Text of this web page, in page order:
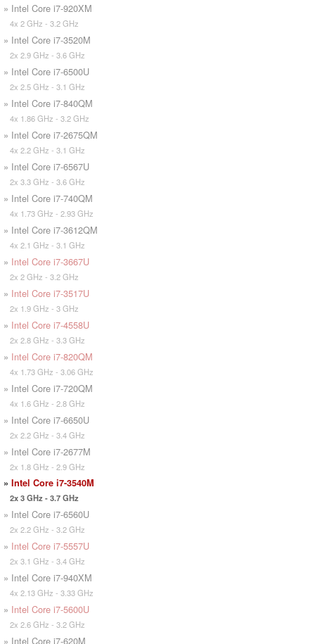
» Intel Core i7-920XM
4x 2 GHz - 3.2 GHz
» Intel Core i7-3520M
2x 2.9 GHz - 3.6 GHz
» Intel Core i7-6500U
2x 2.5 GHz - 3.1 GHz
» Intel Core i7-840QM
4x 1.86 GHz - 3.2 GHz
» Intel Core i7-2675QM
4x 2.2 GHz - 3.1 GHz
» Intel Core i7-6567U
2x 3.3 GHz - 3.6 GHz
» Intel Core i7-740QM
4x 1.73 GHz - 2.93 GHz
» Intel Core i7-3612QM
4x 2.1 GHz - 3.1 GHz
» Intel Core i7-3667U
2x 2 GHz - 3.2 GHz
» Intel Core i7-3517U
2x 1.9 GHz - 3 GHz
» Intel Core i7-4558U
2x 2.8 GHz - 3.3 GHz
» Intel Core i7-820QM
4x 1.73 GHz - 3.06 GHz
» Intel Core i7-720QM
4x 1.6 GHz - 2.8 GHz
» Intel Core i7-6650U
2x 2.2 GHz - 3.4 GHz
» Intel Core i7-2677M
2x 1.8 GHz - 2.9 GHz
» Intel Core i7-3540M
2x 3 GHz - 3.7 GHz
» Intel Core i7-6560U
2x 2.2 GHz - 3.2 GHz
» Intel Core i7-5557U
2x 3.1 GHz - 3.4 GHz
» Intel Core i7-940XM
4x 2.13 GHz - 3.33 GHz
» Intel Core i7-5600U
2x 2.6 GHz - 3.2 GHz
» Intel Core i7-620M